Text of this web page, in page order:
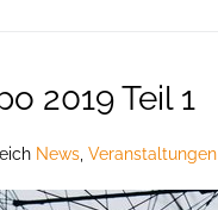
2019 Teil 1
News Veranstaltungen